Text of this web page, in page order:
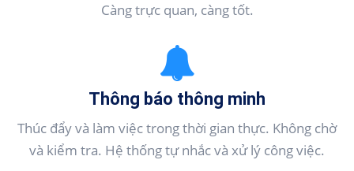
Càng trực quan, càng tốt.
Thông báo thông minh
Thúc đẩy và làm việc trong thời gian thực. Không chờ
và kiểm tra. Hệ thống tự nhắc và xử lý công việc.